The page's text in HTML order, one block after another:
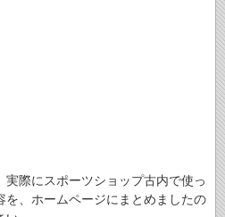
際にスポーツショップ古内で使っ
を、ホームページにまとめましたの